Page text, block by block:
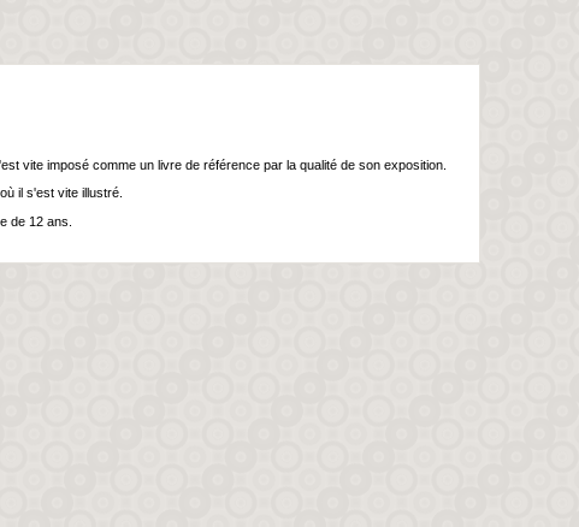
vite imposé comme un livre de référence par la qualité de son exposition.
il s'est vite illustré.
de 12 ans.